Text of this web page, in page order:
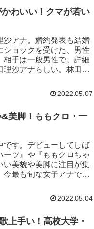
かわいい！クマが若い
沙アナ。婚約発表も結婚
ショックを受けた、男性
相手は一般男性で、詳細
理沙アナらしい。林田理
2022.05.07
&美脚！ももクロ・一
です。デビューしてしば
ーツ』や『ももクロちゃ
い美貌や美脚に注目が集
今最も旬な女子アナであ
2022.05.04
上手い！高校大学・